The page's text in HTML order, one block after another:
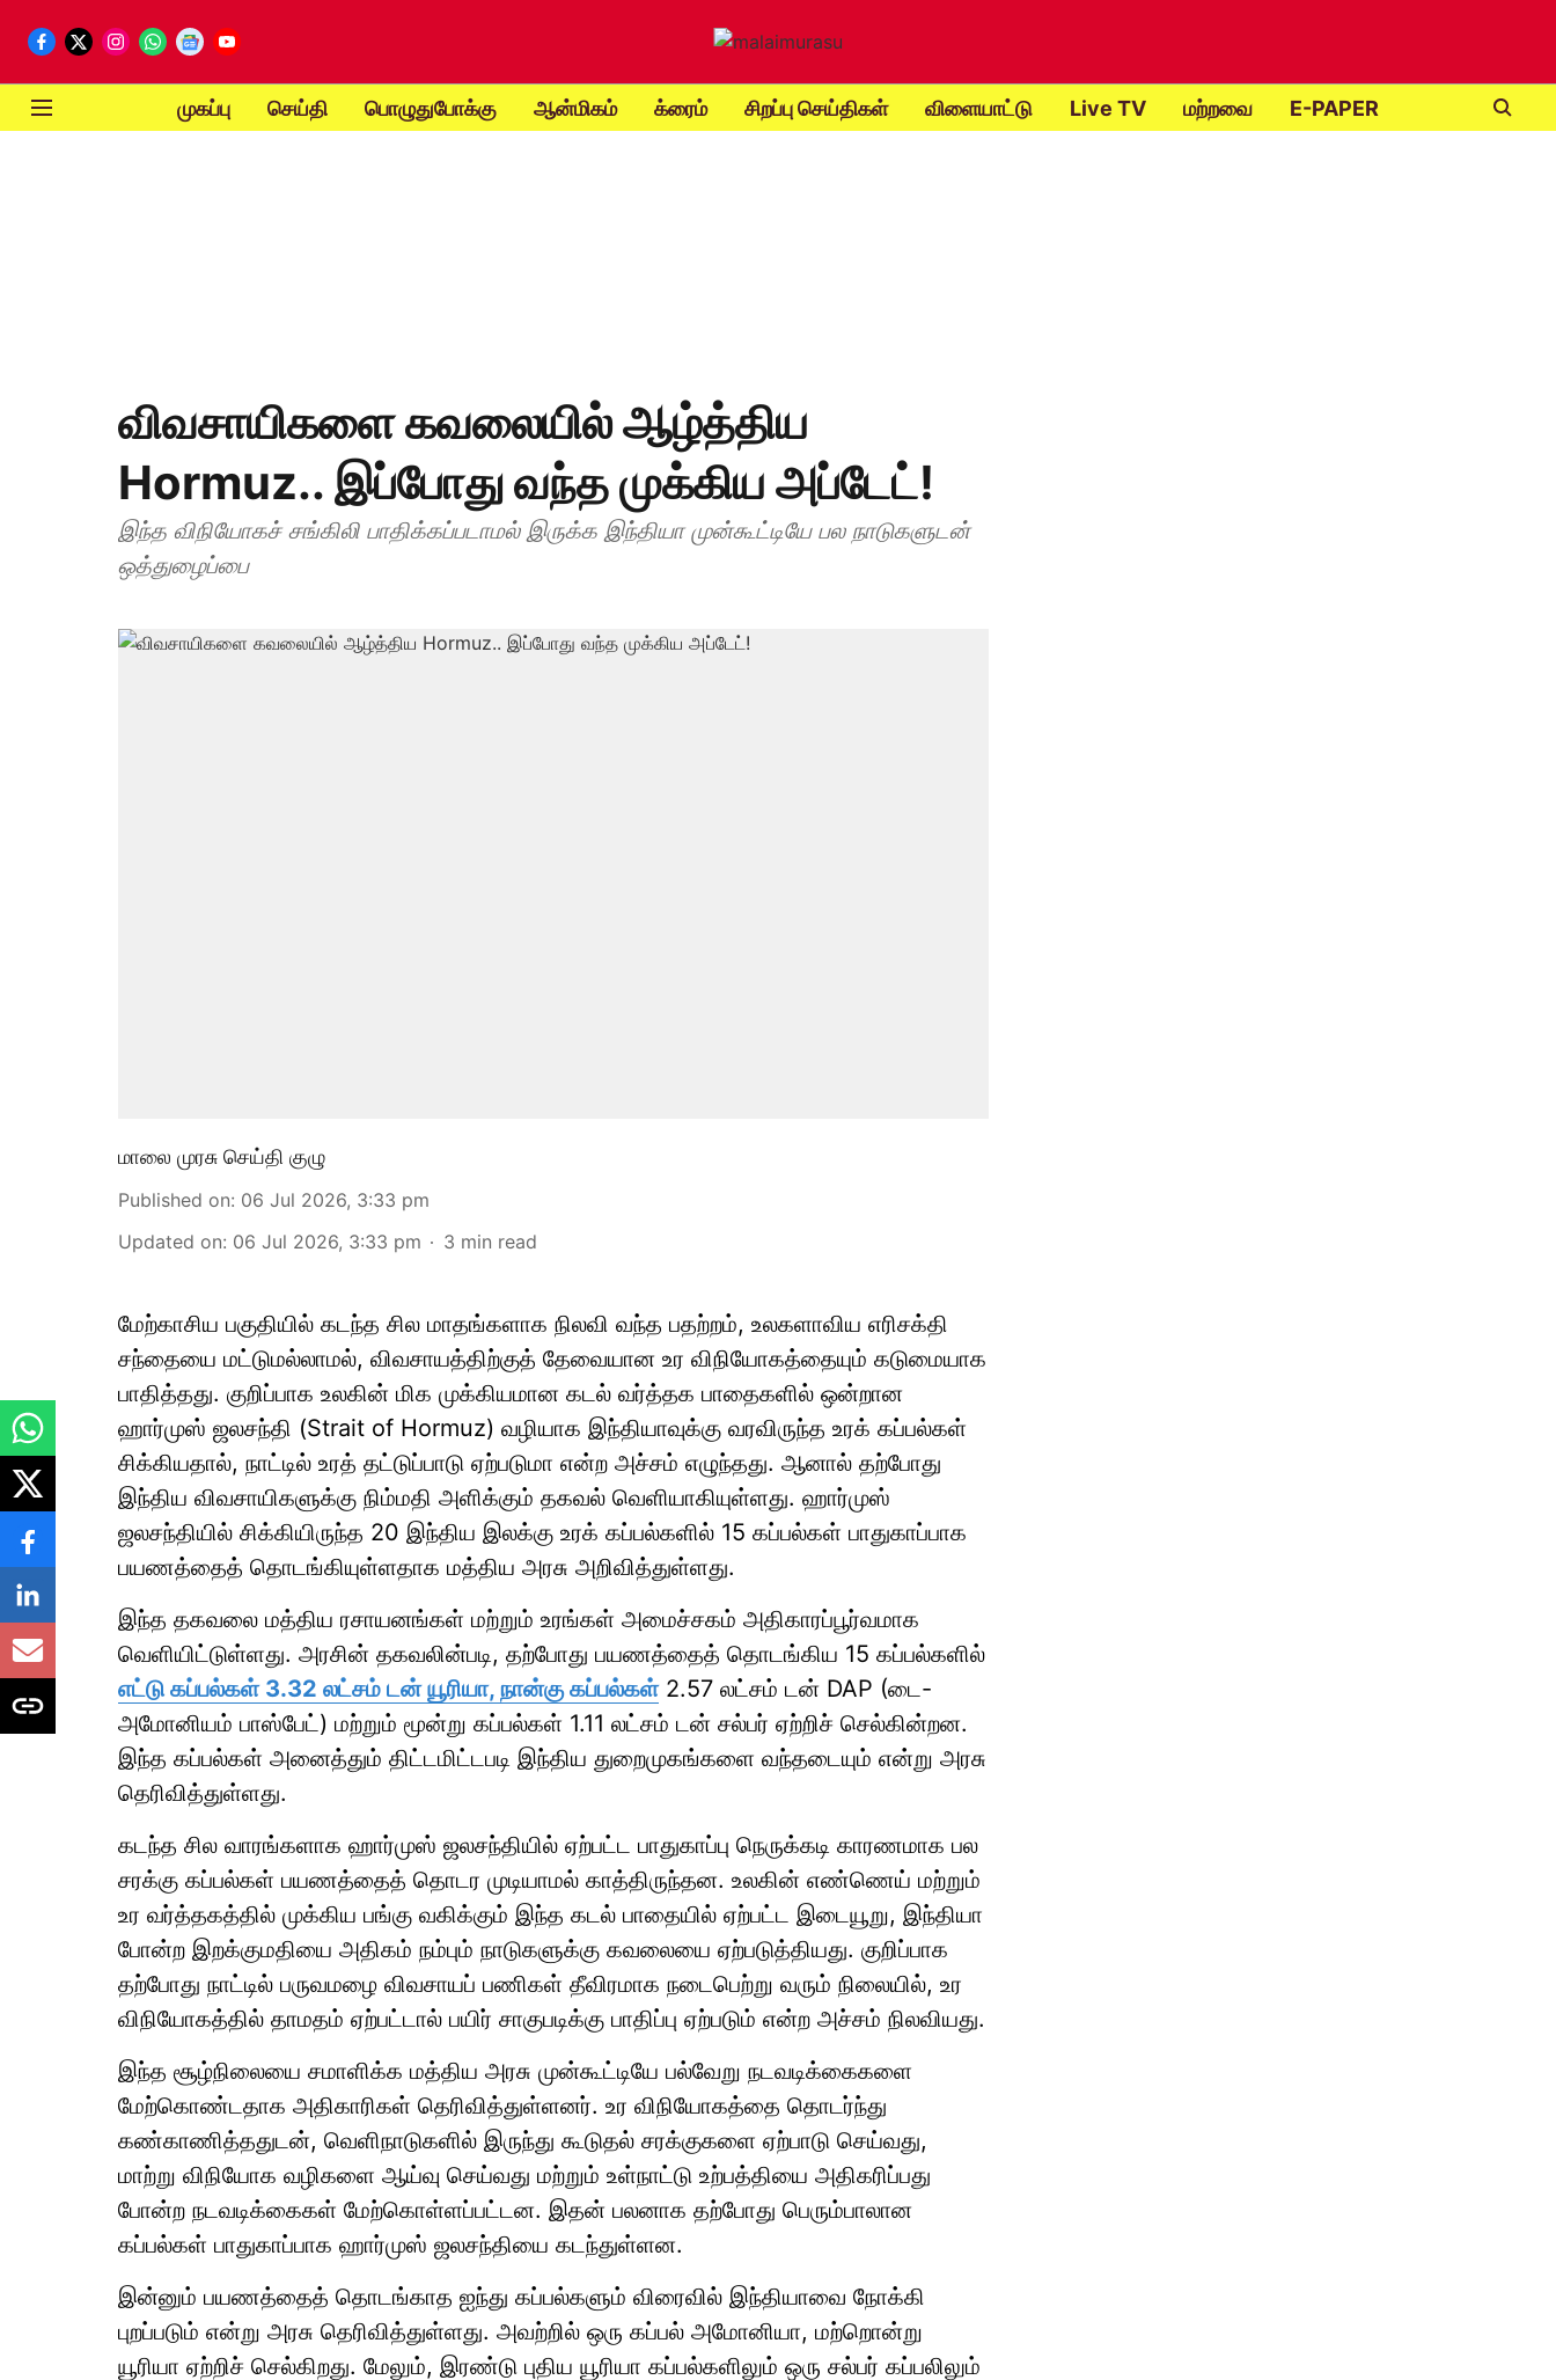
முகப்பு செய்தி பொழுதுபோக்கு ஆன்மிகம் க்ரைம் சிறப்பு செய்திகள் விளையாட்டு Live TV மற்றவை E-PAPER
விவசாயிகளை கவலையில் ஆழ்த்திய
Hormuz.. இப்போது வந்த முக்கிய அப்டேட்!
இந்த விநியோகச் சங்கிலி பாதிக்கப்படாமல் இருக்க இந்தியா முன்கூட்டியே பல நாடுகளுடன்
ஒத்துழைப்பை
மாலை முரசு செய்தி குழு
Published on: 06 Jul 2026, 3:33 pm
Updated on: 06 Jul 2026, 3:33 pm 3 min read
மேற்காசிய பகுதியில் கடந்த சில மாதங்களாக நிலவி வந்த பதற்றம், உலகளாவிய எரிசக்தி
சந்தையை மட்டுமல்லாமல், விவசாயத்திற்குத் தேவையான உர விநியோகத்தையும் கடுமையாக
பாதித்தது. குறிப்பாக உலகின் மிக முக்கியமான கடல் வர்த்தக பாதைகளில் ஒன்றான
ஹார்முஸ் ஜலசந்தி (Strait of Hormuz) வழியாக இந்தியாவுக்கு வரவிருந்த உரக் கப்பல்கள்
சிக்கியதால், நாட்டில் உரத் தட்டுப்பாடு ஏற்படுமா என்ற அச்சம் எழுந்தது. ஆனால் தற்போது
இந்திய விவசாயிகளுக்கு நிம்மதி அளிக்கும் தகவல் வெளியாகியுள்ளது. ஹார்முஸ்
ஜலசந்தியில் சிக்கியிருந்த 20 இந்திய இலக்கு உரக் கப்பல்களில் 15 கப்பல்கள் பாதுகாப்பாக
பயணத்தைத் தொடங்கியுள்ளதாக மத்திய அரசு அறிவித்துள்ளது.
இந்த தகவலை மத்திய ரசாயனங்கள் மற்றும் உரங்கள் அமைச்சகம் அதிகாரப்பூர்வமாக
வெளியிட்டுள்ளது. அரசின் தகவலின்படி, தற்போது பயணத்தைத் தொடங்கிய 15 கப்பல்களில்
எட்டு கப்பல்கள் 3.32 லட்சம் டன் யூரியா, நான்கு கப்பல்கள்2.57 லட்சம் டன் DAP (டை-
அமோனியம் பாஸ்பேட்) மற்றும் மூன்று கப்பல்கள் 1.11 லட்சம் டன் சல்பர் ஏற்றிச் செல்கின்றன.
இந்த கப்பல்கள் அனைத்தும் திட்டமிட்டபடி இந்திய துறைமுகங்களை வந்தடையும் என்று அரசு
தெரிவித்துள்ளது.
கடந்த சில வாரங்களாக ஹார்முஸ் ஜலசந்தியில் ஏற்பட்ட பாதுகாப்பு நெருக்கடி காரணமாக பல
சரக்கு கப்பல்கள் பயணத்தைத் தொடர முடியாமல் காத்திருந்தன. உலகின் எண்ணெய் மற்றும்
உர வர்த்தகத்தில் முக்கிய பங்கு வகிக்கும் இந்த கடல் பாதையில் ஏற்பட்ட இடையூறு, இந்தியா
போன்ற இறக்குமதியை அதிகம் நம்பும் நாடுகளுக்கு கவலையை ஏற்படுத்தியது. குறிப்பாக
தற்போது நாட்டில் பருவமழை விவசாயப் பணிகள் தீவிரமாக நடைபெற்று வரும் நிலையில், உர
விநியோகத்தில் தாமதம் ஏற்பட்டால் பயிர் சாகுபடிக்கு பாதிப்பு ஏற்படும் என்ற அச்சம் நிலவியது.
இந்த சூழ்நிலையை சமாளிக்க மத்திய அரசு முன்கூட்டியே பல்வேறு நடவடிக்கைகளை
மேற்கொண்டதாக அதிகாரிகள் தெரிவித்துள்ளனர். உர விநியோகத்தை தொடர்ந்து
கண்காணித்ததுடன், வெளிநாடுகளில் இருந்து கூடுதல் சரக்குகளை ஏற்பாடு செய்வது,
மாற்று விநியோக வழிகளை ஆய்வு செய்வது மற்றும் உள்நாட்டு உற்பத்தியை அதிகரிப்பது
போன்ற நடவடிக்கைகள் மேற்கொள்ளப்பட்டன. இதன் பலனாக தற்போது பெரும்பாலான
கப்பல்கள் பாதுகாப்பாக ஹார்முஸ் ஜலசந்தியை கடந்துள்ளன.
இன்னும் பயணத்தைத் தொடங்காத ஐந்து கப்பல்களும் விரைவில் இந்தியாவை நோக்கி
புறப்படும் என்று அரசு தெரிவித்துள்ளது. அவற்றில் ஒரு கப்பல் அமோனியா, மற்றொன்று
யூரியா ஏற்றிச் செல்கிறது. மேலும், இரண்டு புதிய யூரியா கப்பல்களிலும் ஒரு சல்பர் கப்பலிலும்